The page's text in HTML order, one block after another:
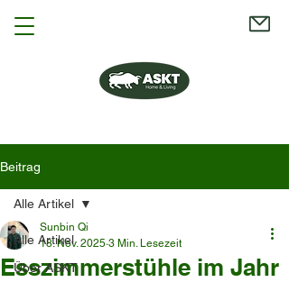
Beitrag
Alle Artikel
Über ASKT
Alle Artikel
Esszimmerstühle im Jahr
Sunbin Qi
18. Nov. 2025 3 Min. Lesezeit